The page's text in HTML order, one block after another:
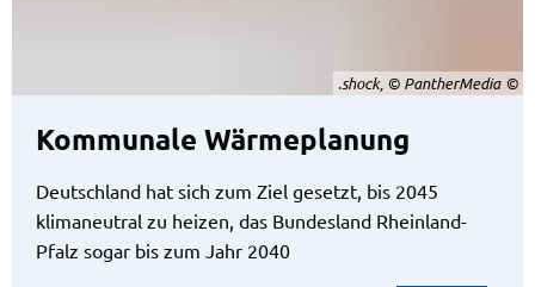
.shock, © PantherMedia
Kommunale Wärmeplanung
Deutschland hat sich zum Ziel gesetzt, bis 2045
klimaneutral zu heizen, das Bundesland Rheinland-
Pfalz sogar bis zum Jahr 2040